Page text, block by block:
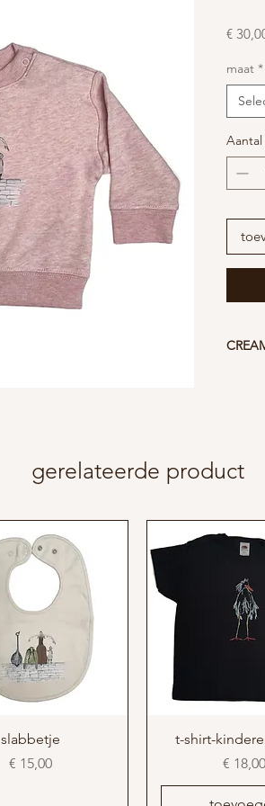
€
maat *
Aantal
gerelateerde product
slabbetje
Prijs
€ 15,00
t-shirt-
Prijs
€ 18,00